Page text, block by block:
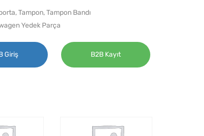
,Tampon,Tampon Bandı
Yedek Parça
Giriş B2B Kayıt